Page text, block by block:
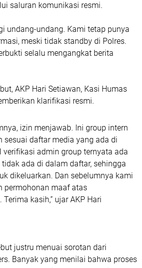
saluran komunikasi resmi.
undang-undang. Kami tetap punya
meski tidak standby di Polres.
selalu mengangkat berita
AKP Hari Setiawan, Kasi Humas
klarifikasi resmi.
izin menjawab. Ini group intern
sesuai daftar media yang ada di
verifikasi admin group ternyata ada
ada di dalam daftar, sehingga
dikeluarkan. Dan sebelumnya kami
permohonan maaf atas
kasih,” ujar AKP Hari
justru menuai sorotan dari
Banyak yang menilai bahwa proses